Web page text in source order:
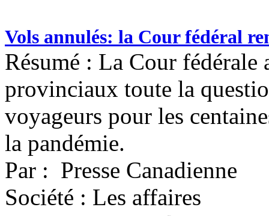
Vols annulés: la Cour fédéral
Résumé : La Cour
provinciaux toute la
voyageurs pour les
la pandémie.
Par : Presse Canadienne
Société : Les affaires